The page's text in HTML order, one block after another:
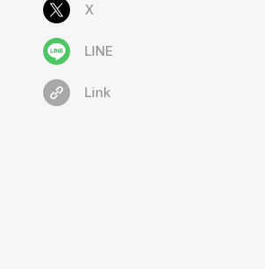
X
LINE
Link